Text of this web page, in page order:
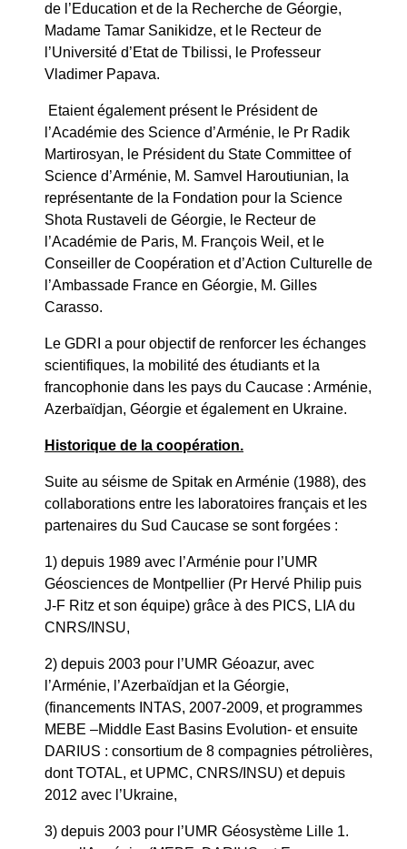
de l’Education et de la Recherche de Géorgie,
Madame Tamar Sanikidze, et le Recteur de
l’Université d’Etat de Tbilissi, le Professeur
Vladimer Papava.
Etaient également présent le Président de
l’Académie des Science d’Arménie, le Pr Radik
Martirosyan, le Président du State Committee of
Science d’Arménie, M. Samvel Haroutiunian, la
représentante de la Fondation pour la Science
Shota Rustaveli de Géorgie, le Recteur de
l’Académie de Paris, M. François Weil, et le
Conseiller de Coopération et d’Action Culturelle de
l’Ambassade France en Géorgie, M. Gilles
Carasso.
Le GDRI a pour objectif de renforcer les échanges
scientifiques, la mobilité des étudiants et la
francophonie dans les pays du Caucase : Arménie,
Azerbaïdjan, Géorgie et également en Ukraine.
Historique de la coopération.
Suite au séisme de Spitak en Arménie (1988), des
collaborations entre les laboratoires français et les
partenaires du Sud Caucase se sont forgées :
1) depuis 1989 avec l’Arménie pour l’UMR
Géosciences de Montpellier (Pr Hervé Philip puis
J-F Ritz et son équipe) grâce à des PICS, LIA du
CNRS/INSU,
2) depuis 2003 pour l’UMR Géoazur, avec
l’Arménie, l’Azerbaïdjan et la Géorgie,
(financements INTAS, 2007-2009, et programmes
MEBE –Middle East Basins Evolution- et ensuite
DARIUS : consortium de 8 compagnies pétrolières,
dont TOTAL, et UPMC, CNRS/INSU) et depuis
2012 avec l’Ukraine,
3) depuis 2003 pour l’UMR Géosystème Lille 1.